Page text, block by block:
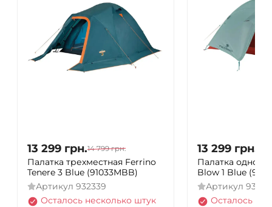
13 299 грн.14 799 грн.
Палатка трехместная Ferrino
Tenere 3 Blue (91033MBB)
Артикул 932339
Осталось несколько штук
13 299 грн.
Палатка
Blow 1 Blue
Артикул
Осталось